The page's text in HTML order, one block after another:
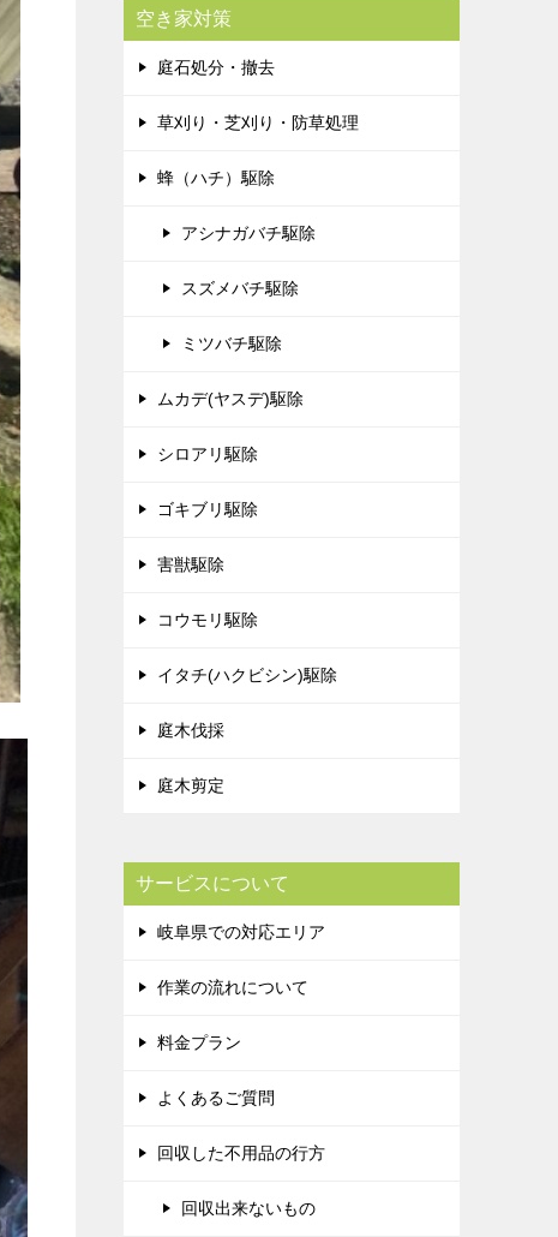
空き家対策
庭石処分・撤去
草刈り・芝刈り・防草処理
蜂（ハチ）駆除
アシナガバチ駆除
スズメバチ駆除
ミツバチ駆除
ムカデ(ヤスデ)駆除
シロアリ駆除
ゴキブリ駆除
害獣駆除
コウモリ駆除
イタチ(ハクビシン)駆除
庭木伐採
庭木剪定
サービスについて
岐阜県での対応エリア
作業の流れについて
料金プラン
よくあるご質問
回収した不用品の行方
回収出来ないもの